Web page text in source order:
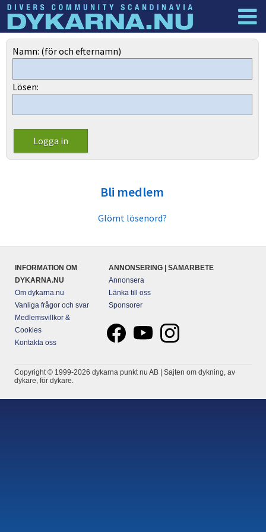
Dyknyheter
Namn: (för och efternamn)
Lösen:
Bli medlem
Glömt lösenord?
INFORMATION OM
DYKARNA.NU
Om dykarna.nu
Vanliga frågor och svar
Medlemsvillkor &
Cookies
Kontakta oss
ANNONSERING | SAMARBETE
Annonsera
Länka till oss
Sponsorer
Copyright © 1999-2026 dykarna punkt nu AB | Sajten om dykning, av
dykare, för dykare.